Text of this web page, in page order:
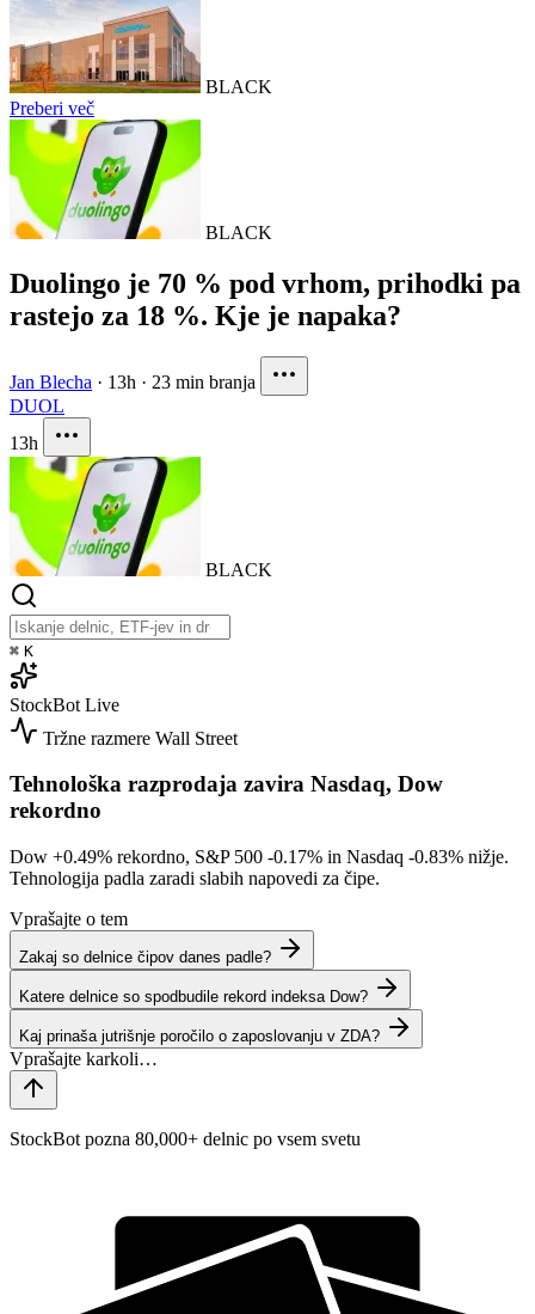
BLACK
Preberi več
BLACK
Duolingo je 70 % pod vrhom, prihodki pa
rastejo za 18 %. Kje je napaka?
Jan Blecha · 13h · 23 min branja
DUOL
13h
BLACK
⌘ K
StockBot Live
Tržne razmere Wall Street
Tehnološka razprodaja zavira Nasdaq, Dow
rekordno
Dow +0.49% rekordno, S&P 500 -0.17% in Nasdaq -0.83% nižje.
Tehnologija padla zaradi slabih napovedi za čipe.
Vprašajte o tem
Zakaj so delnice čipov danes padle?
Katere delnice so spodbudile rekord indeksa Dow?
Kaj prinaša jutrišnje poročilo o zaposlovanju v ZDA?
StockBot pozna 80,000+ delnic po vsem svetu